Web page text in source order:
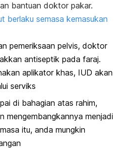
bantuan doktor pakar.
berlaku semasa kemasukan
pemeriksaan pelvis, doktor
antiseptik pada faraj.
aplikator khas, IUD akan
serviks
di bahagian atas rahim,
mengembangkannya menjadi
itu, anda mungkin